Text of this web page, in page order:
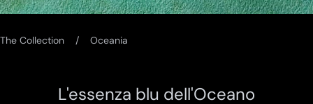
The Collection Oceania
L'essenza blu dell'Oceano